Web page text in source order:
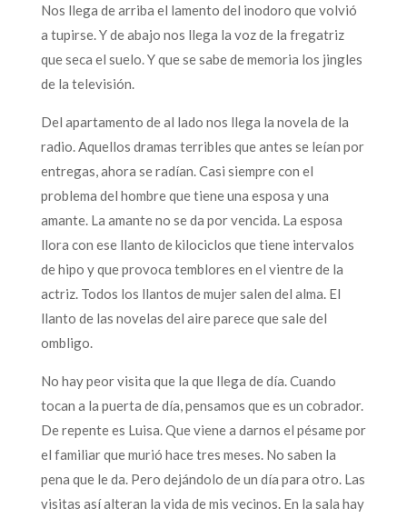
Nos llega de arriba el lamento del inodoro que volvió
a tupirse. Y de abajo nos llega la voz de la fregatriz
que seca el suelo. Y que se sabe de memoria los jingles
de la televisión.
Del apartamento de al lado nos llega la novela de la
radio. Aquellos dramas terribles que antes se leían por
entregas, ahora se radían. Casi siempre con el
problema del hombre que tiene una esposa y una
amante. La amante no se da por vencida. La esposa
llora con ese llanto de kilociclos que tiene intervalos
de hipo y que provoca temblores en el vientre de la
actriz. Todos los llantos de mujer salen del alma. El
llanto de las novelas del aire parece que sale del
ombligo.
No hay peor visita que la que llega de día. Cuando
tocan a la puerta de día, pensamos que es un cobrador.
De repente es Luisa. Que viene a darnos el pésame por
el familiar que murió hace tres meses. No saben la
pena que le da. Pero dejándolo de un día para otro. Las
visitas así alteran la vida de mis vecinos. En la sala hay